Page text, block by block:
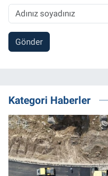
Gönder
Kategori Haberler